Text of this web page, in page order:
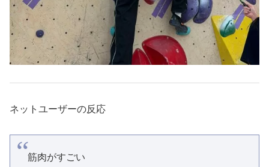
ネットユーザーの反応
筋肉がすごい